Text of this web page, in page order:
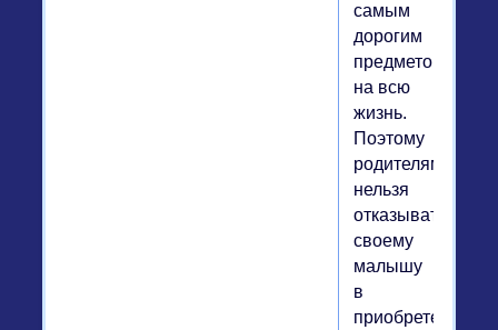
самым
дорогим
предметом
на всю
жизнь.
Поэтому
родителям
нельзя
отказывать
своему
малышу
в
приобретении